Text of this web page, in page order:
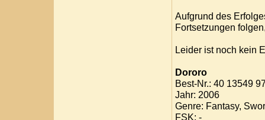
Aufgrund des
Fortsetzungen
Leider ist noch kein
Dororo
Best-Nr.: 40 13549
Jahr: 2006
Genre: Fantasy,
FSK: -